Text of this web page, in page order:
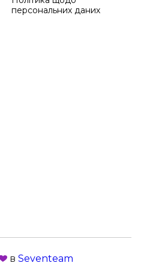
100 UAH
персональних даних
в Seventeam